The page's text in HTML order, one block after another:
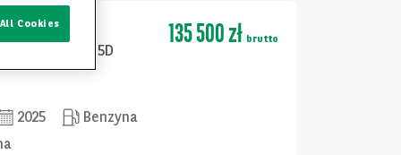
150KM S LINE 5D
2025
Benzyna
135 500 zł brutto
Cookies